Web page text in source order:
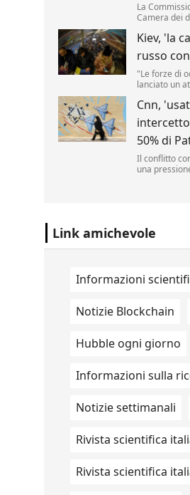
La
Camera dei
per
protetta
Kiev, 'la
russo
"Le forze di
lanciato un
esplosioni
ha reso noto
della
Cnn,
50% di
Il conflitto
una
Link amichevole
Informazioni
Notizie Blockchain
Hubble ogni giorno
Informazioni sulla
Notizie settimanali
Rivista scientifica
Rivista scientifica